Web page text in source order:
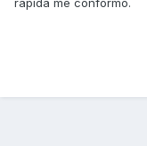
rapida me conformo.